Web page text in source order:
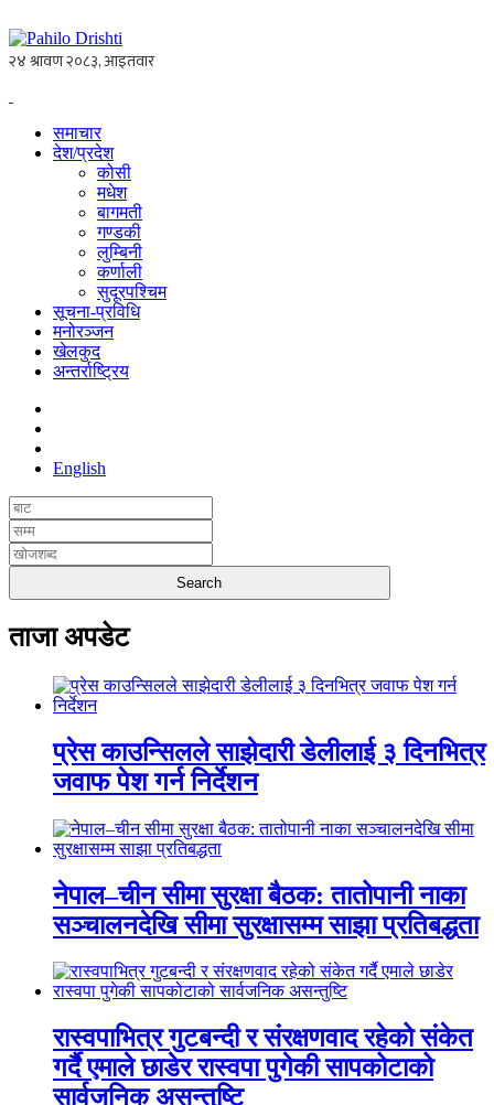
समाचार
देश/प्रदेश
कोसी
मधेश
बागमती
गण्डकी
लुम्बिनी
कर्णाली
सुदूरपश्चिम
सूचना-प्रविधि
मनोरञ्जन
खेलकुद
अन्तर्राष्ट्रिय
English
ताजा अपडेट
प्रेस काउन्सिलले साझेदारी डेलीलाई ३ दिनभित्र
जवाफ पेश गर्न निर्देशन
नेपाल–चीन सीमा सुरक्षा बैठक: तातोपानी नाका
सञ्चालनदेखि सीमा सुरक्षासम्म साझा प्रतिबद्धता
रास्वपाभित्र गुटबन्दी र संरक्षणवाद रहेको संकेत
गर्दै एमाले छाडेर रास्वपा पुगेकी सापकोटाको
सार्वजनिक असन्तुष्टि